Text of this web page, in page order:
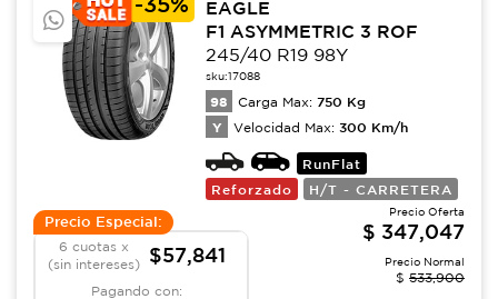
EAGLE
F1 ASYMMETRIC 3 ROF
245/40 R19 98Y
sku:17088
98 Carga Max: 750 Kg
Y Velocidad Max: 300 Km/h
RunFlat
Reforzado
H/T - CARRETERA
Precio Especial:
6 cuotas x
(sin intereses)
$57,841
Pagando con:
Precio Oferta
$ 347,047
Precio Normal
$ 533,900